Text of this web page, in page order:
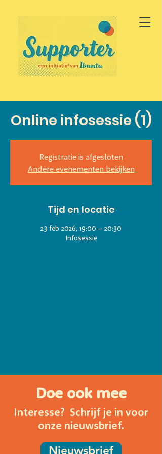
Online infosessie (1)
Registratie is afgesloten
Andere evenementen bekijken
Tijd en locatie
23 feb 2026, 19:00 – 20:30
Infosessie
Doe ook mee
Interesse? Schrijf je in voor
onze nieuwsbrief.
Nieuwsbrief